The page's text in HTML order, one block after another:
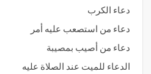
دعاء الكرب
دعاء من استصعب عليه أمر
دعاء من أصيب بمصيبة
الدعاء للميت عند الصلاة عليه